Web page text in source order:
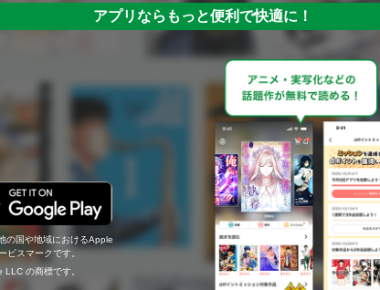
アプリならもっと便利で快適に！
の国や地域におけるApple
スマークです。
の商標です。